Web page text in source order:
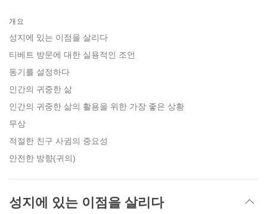
facebook
개요
성지에 있는 이점을 살리다
티베트 방문에 대한 실용적인 조언
동기를 설정하다
인간의 귀중한 삶
인간의 귀중한 삶의 활용을 위한 가장 좋은 상황
무상
적절한 친구 사귐의 중요성
안전한 방향(귀의)
성지에 있는 이점을 살리다